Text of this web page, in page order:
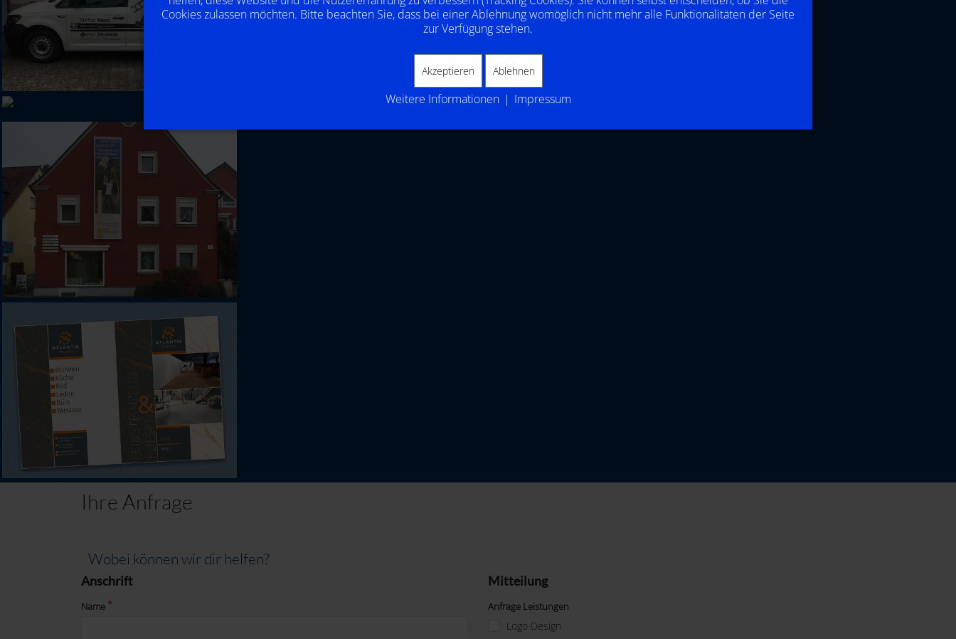
Ihre Anfrage
Wobei können wir dir helfen?
Anschrift
Name
Mitteilung
Anfrage Leistungen
Logo Design
Cookies zulassen möchten. Bitte beachten Sie, dass bei einer Ablehnung womöglich nicht mehr alle Funktionalitäten der Seite
zur Verfügung stehen.
Akzeptieren Ablehnen
Weitere Informationen | Impressum